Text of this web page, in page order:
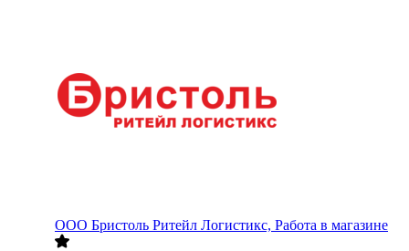
ООО Бристоль Ритейл Логистикс, Работа в магазине